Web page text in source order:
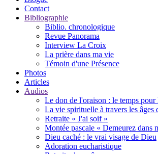
Contact
Bibliographie
Biblio. chronologique
Revue Panorama
Interview La Croix
La prière dans ma vie
Témoin d'une Présence
Photos
Articles
Audios
Le don de l'oraison : le temps pour
La vie spirituelle à travers les âges
Retraite « J'ai soif »
Montée pascale « Demeurez dans
Dieu caché : le vrai visage de Dieu
Adoration eucharistique